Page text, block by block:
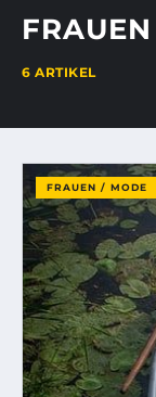
6 ARTIKEL
FRAUEN / MODE